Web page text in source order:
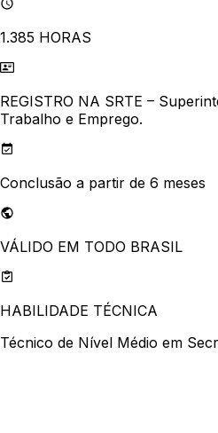
1.385 HORAS
REGISTRO NA SRTE –
Trabalho e Emprego.
Conclusão a partir de 6 meses
VÁLIDO EM TODO BRASIL
HABILIDADE TÉCNICA
Técnico de Nível Médio em